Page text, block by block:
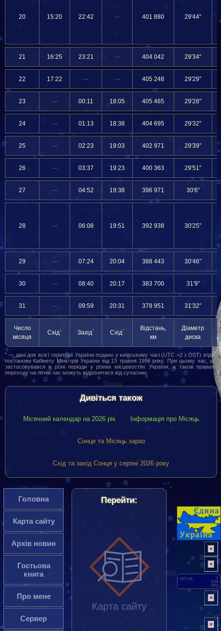
20 15:20 22:42 — 401 880 29′44″
21 16:25 23:21 — 404 042 29′34″
22 17:22 — — 405 248 29′29″
23 — 00:11 18:05 405 465 29′28″
24 — 01:13 18:38 404 695 29′32″
25 — 02:23 19:03 402 971 29′39″
26 — 03:37 19:23 400 363 29′51″
27 — 04:52 19:38 396 971 30′6″
28 — 06:08 19:51 392 938 30′25″
29 — 07:24 20:04 388 443 30′46″
30 — 08:40 20:17 383 700 31′9″
31 — 09:59 20:31 378 951 31′32″
Число
місяця
Схід* Захід* Схід*
Відстань,
км
Діаметр
диска
* — дані для всієї території України подано у київському часі (UTC +2 з DST) згідно
постанови Кабінету Міністрів України від 13 травня 1996 року. При цьому час, що
застосовувався в різні періоди у різних місцевостях України, а також правила
переходу на літній час можуть відрізнятися від сучасних.
Дивіться також
Місячний календар на 2026 рік Інформація про Місяць
Сонце та Місяць зараз
Схід та захід Сонця у серпні 2026 року
Головна
Карта сайту
Архів новин
Гостьова
книга
Про мене
Сервер
Перейти:
Карта сайту
HIT.UA